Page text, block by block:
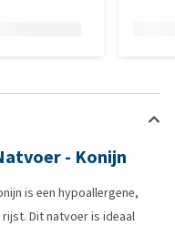
- Konijn
is een hypoallergene,
Dit natvoer is ideaal